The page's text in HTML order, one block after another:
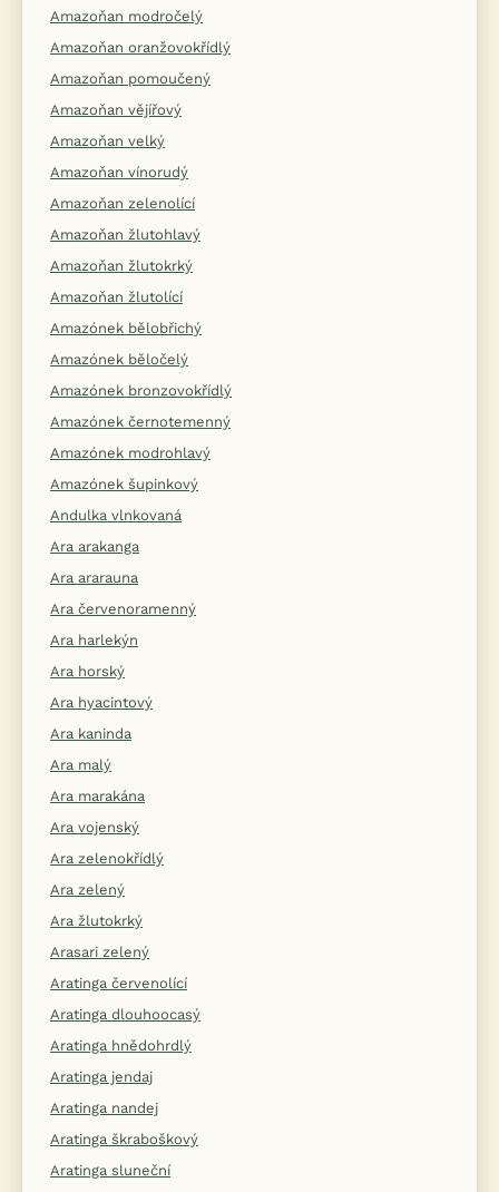
Amazoňan modročelý
Amazoňan oranžovokřídlý
Amazoňan pomoučený
Amazoňan vějířový
Amazoňan velký
Amazoňan vínorudý
Amazoňan zelenolící
Amazoňan žlutohlavý
Amazoňan žlutokrký
Amazoňan žlutolící
Amazónek bělobřichý
Amazónek běločelý
Amazónek bronzovokřídlý
Amazónek černotemenný
Amazónek modrohlavý
Amazónek šupinkový
Andulka vlnkovaná
Ara arakanga
Ara ararauna
Ara červenoramenný
Ara harlekýn
Ara horský
Ara hyacintový
Ara kaninda
Ara malý
Ara marakána
Ara vojenský
Ara zelenokřídlý
Ara zelený
Ara žlutokrký
Arasari zelený
Aratinga červenolící
Aratinga dlouhoocasý
Aratinga hnědohrdlý
Aratinga jendaj
Aratinga nandej
Aratinga škraboškový
Aratinga sluneční